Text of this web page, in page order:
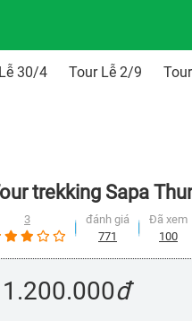
30/4 Tour Lễ 2/9
trekking Sapa
3
đánh giá
771
Đã xem
100
1.200.000đ